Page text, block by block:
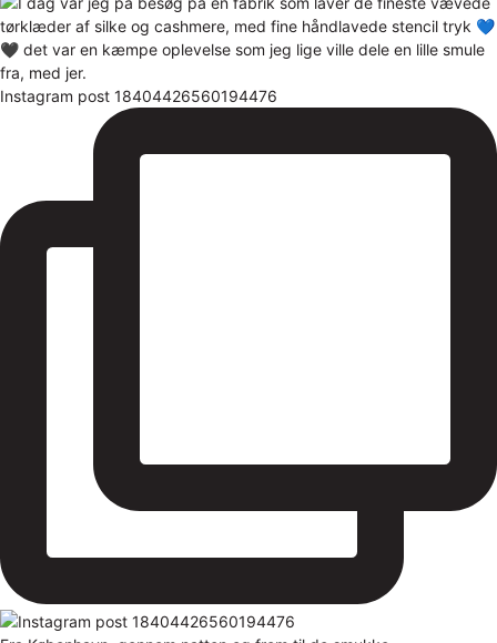
Instagram post 18404426560194476